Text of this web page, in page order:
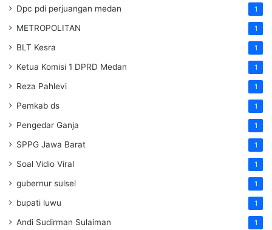
Dpc pdi perjuangan medan 1
METROPOLITAN 1
BLT Kesra 1
Ketua Komisi 1 DPRD Medan 1
Reza Pahlevi 1
Pemkab ds 1
Pengedar Ganja 1
SPPG Jawa Barat 1
Soal Vidio Viral 1
gubernur sulsel 1
bupati luwu 1
Andi Sudirman Sulaiman 1